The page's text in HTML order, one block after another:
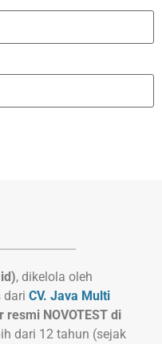
, dikelola oleh
dari CV. Java Multi
resmi NOVOTEST di
dari 12 tahun (sejak